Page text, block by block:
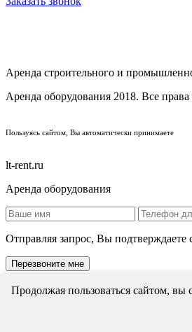
Аренда строительного и
Аренда оборудования 2018. Все
Пользуясь сайтом, Вы автоматически принимаете
lt-rent.ru
Аренда оборудования
Отправляя запрос, Вы подтверждаете
Продолжая пользоваться сайтом, вы